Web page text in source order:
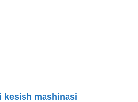
kesish mashinasi